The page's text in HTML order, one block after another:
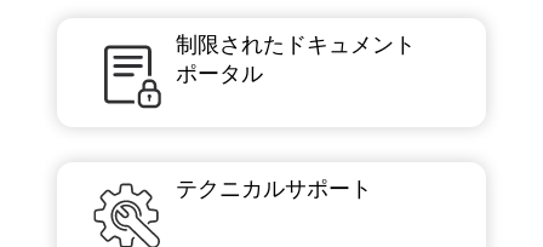
制限されたドキュメント
ポータル
テクニカルサポート